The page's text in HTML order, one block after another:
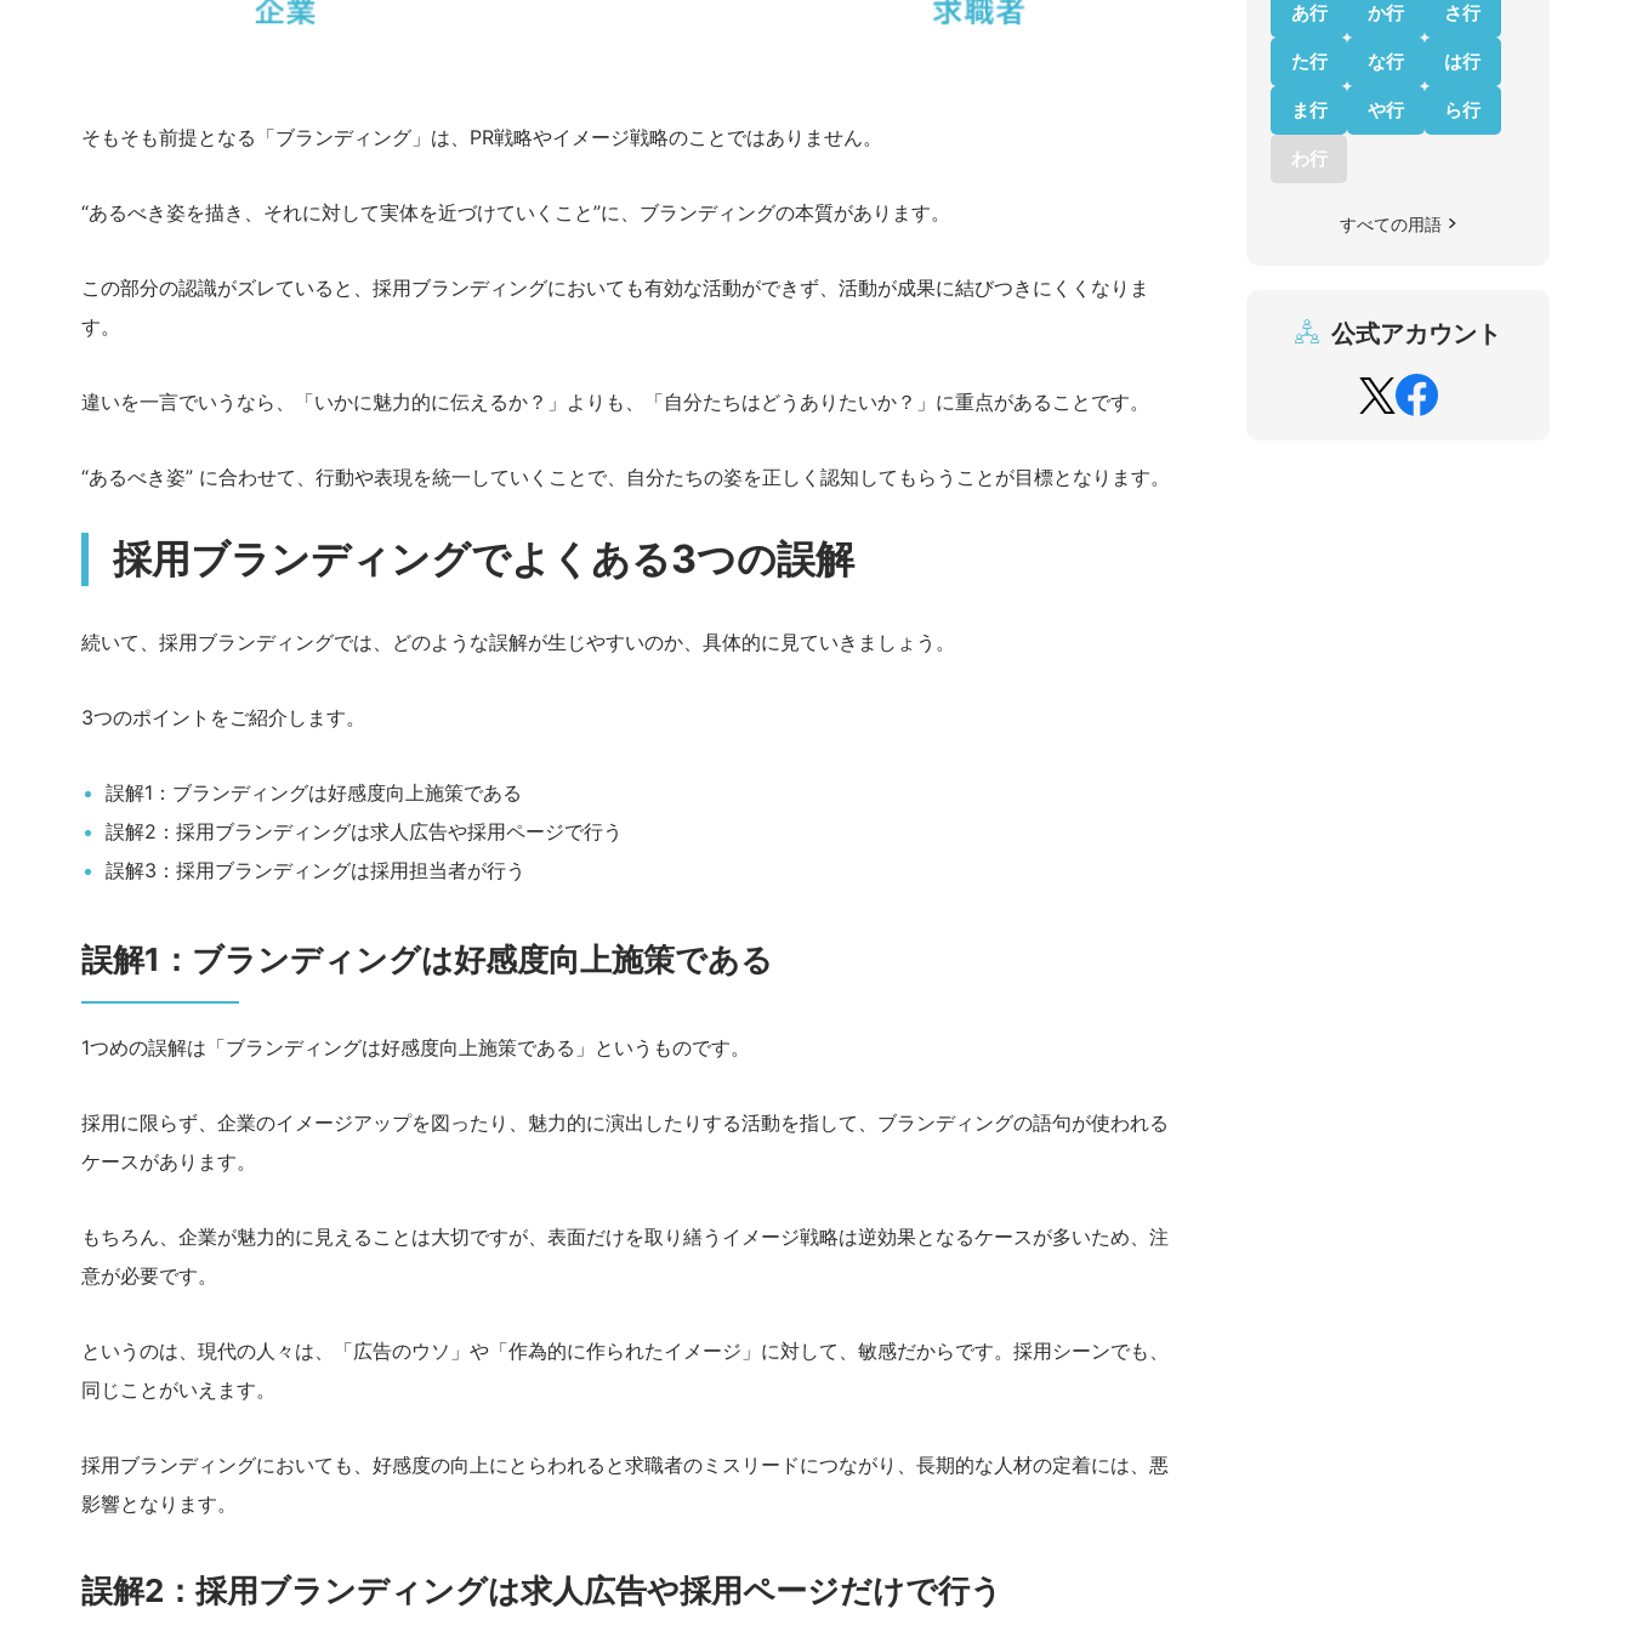
そもそも前提となる「ブランディング」は、PR戦略やイメージ戦略のことではありません。
“あるべき姿を描き、それに対して実体を近づけていくこと”に、ブランディングの本質があります。
この部分の認識がズレていると、採用ブランディングにおいても有効な活動ができず、活動が成果に結びつきにくくなりま
す。
違いを一言でいうなら、「いかに魅力的に伝えるか？」よりも、「自分たちはどうありたいか？」に重点があることです。
“あるべき姿” に合わせて、行動や表現を統一していくことで、自分たちの姿を正しく認知してもらうことが目標となります。
採用ブランディングでよくある3つの誤解
続いて、採用ブランディングでは、どのような誤解が生じやすいのか、具体的に見ていきましょう。
3つのポイントをご紹介します。
誤解1：ブランディングは好感度向上施策である
誤解2：採用ブランディングは求人広告や採用ページで行う
誤解3：採用ブランディングは採用担当者が行う
誤解1：ブランディングは好感度向上施策である
1つめの誤解は「ブランディングは好感度向上施策である」というものです。
採用に限らず、企業のイメージアップを図ったり、魅力的に演出したりする活動を指して、ブランディングの語句が使われる
ケースがあります。
もちろん、企業が魅力的に見えることは大切ですが、表面だけを取り繕うイメージ戦略は逆効果となるケースが多いため、注
意が必要です。
というのは、現代の人々は、「広告のウソ」や「作為的に作られたイメージ」に対して、敏感だからです。採用シーンでも、
同じことがいえます。
採用ブランディングにおいても、好感度の向上にとらわれると求職者のミスリードにつながり、長期的な人材の定着には、悪
影響となります。
誤解2：採用ブランディングは求人広告や採用ページだけで行う
あ行 か行 さ行
た行 な行 は行
ま行 や行 ら行
わ行
すべての用語
公式アカウント